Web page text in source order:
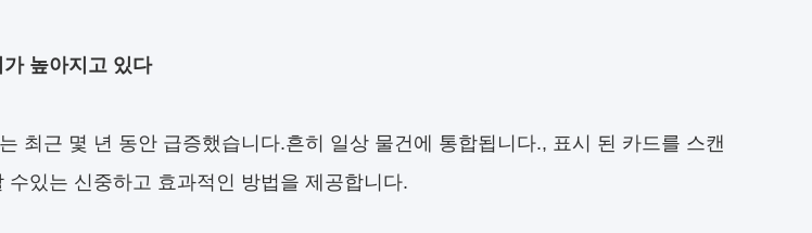
높아지고 있다
최근 몇 년 동안 급증했습니다.흔히 일상 물건에 통합됩니다., 표시 된 카드를 스캔
수있는 신중하고 효과적인 방법을 제공합니다.